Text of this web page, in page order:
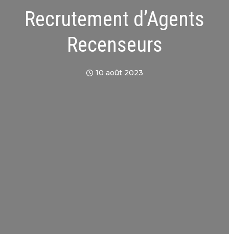
Recrutement d’Agents
Recenseurs
10 août 2023